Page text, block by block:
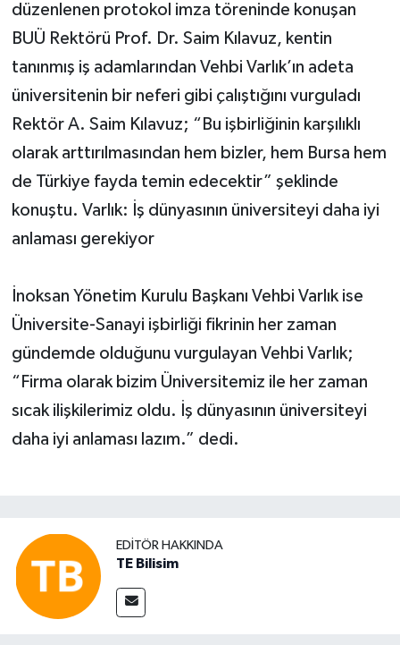
düzenlenen protokol imza töreninde konuşan
BUÜ Rektörü Prof. Dr. Saim Kılavuz, kentin
tanınmış iş adamlarından Vehbi Varlık’ın adeta
üniversitenin bir neferi gibi çalıştığını vurguladı
Rektör A. Saim Kılavuz; “Bu işbirliğinin karşılıklı
olarak arttırılmasından hem bizler, hem Bursa hem
de Türkiye fayda temin edecektir” şeklinde
konuştu. Varlık: İş dünyasının üniversiteyi daha iyi
anlaması gerekiyor
İnoksan Yönetim Kurulu Başkanı Vehbi Varlık ise
Üniversite-Sanayi işbirliği fikrinin her zaman
gündemde olduğunu vurgulayan Vehbi Varlık;
“Firma olarak bizim Üniversitemiz ile her zaman
sıcak ilişkilerimiz oldu. İş dünyasının üniversiteyi
daha iyi anlaması lazım.” dedi.
EDITÖR HAKKINDA
TE Bilisim